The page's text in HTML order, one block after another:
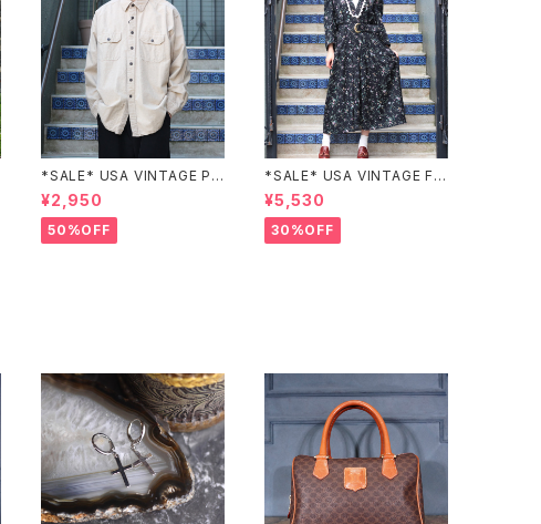
*SALE* USA VINTAGE PO
CKET DESIGN SHIRT/アメ
リカ古着ポケットデザインシャ
ツ
¥2,950
50%OFF
*SALE* USA VINTAGE FL
OWER PATTERNED LACE
COLLAR BELTED ONE PIE
CE/アメリカ古着花柄レース
襟ベルテッドワンピース
¥5,530
30%OFF